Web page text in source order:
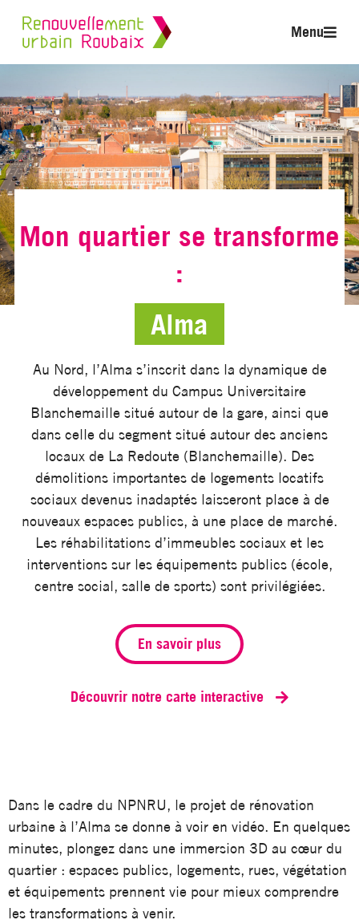
Menu
Mon quartier se transforme
:
Alma
Au Nord, l’Alma s’inscrit dans la dynamique de
développement du Campus Universitaire
Blanchemaille situé autour de la gare, ainsi que
dans celle du segment situé autour des anciens
locaux de La Redoute (Blanchemaille). Des
démolitions importantes de logements locatifs
sociaux devenus inadaptés laisseront place à de
nouveaux espaces publics, à une place de marché.
Les réhabilitations d’immeubles sociaux et les
interventions sur les équipements publics (école,
centre social, salle de sports) sont privilégiées.
En savoir plus
Découvrir notre carte interactive
Dans le cadre du NPNRU, le projet de rénovation
urbaine à l’Alma se donne à voir en vidéo. En quelques
minutes, plongez dans une immersion 3D au cœur du
quartier : espaces publics, logements, rues, végétation
et équipements prennent vie pour mieux comprendre
les transformations à venir.